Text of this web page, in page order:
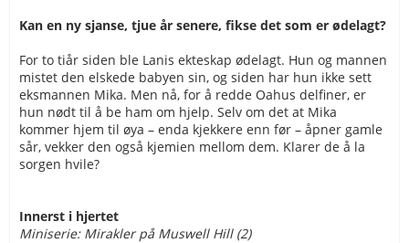
Kan en ny sjanse, tjue år senere, fikse det som er ødelagt?
For to tiår siden ble Lanis ekteskap ødelagt. Hun og mannen
mistet den elskede babyen sin, og siden har hun ikke sett
eksmannen Mika. Men nå, for å redde Oahus delfiner, er
hun nødt til å be ham om hjelp. Selv om det at Mika
kommer hjem til øya – enda kjekkere enn før – åpner gamle
sår, vekker den også kjemien mellom dem. Klarer de å la
sorgen hvile?
Innerst i hjertet
Miniserie: Mirakler på Muswell Hill (2)